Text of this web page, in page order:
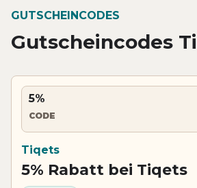
GUTSCHEINCODES
Gutscheincodes
5%
CODE
Tiqets
5% Rabatt bei Tiqets